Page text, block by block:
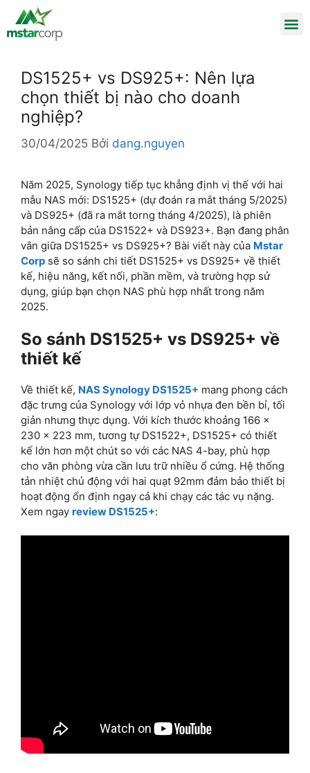
DS1525+ vs DS925+: Nên lựa
chọn thiết bị nào cho doanh
nghiệp?
30/04/2025 Bởi dang.nguyen
Năm 2025, Synology tiếp tục khẳng định vị thế với hai
mẫu NAS mới: DS1525+ (dự đoán ra mắt tháng 5/2025)
và DS925+ (đã ra mắt torng tháng 4/2025), là phiên
bản nâng cấp của DS1522+ và DS923+. Bạn đang phân
vân giữa DS1525+ vs DS925+? Bài viết này của Mstar
Corp sẽ so sánh chi tiết DS1525+ vs DS925+ về thiết
kế, hiệu năng, kết nối, phần mềm, và trường hợp sử
dụng, giúp bạn chọn NAS phù hợp nhất trong năm
2025.
So sánh DS1525+ vs DS925+ về
thiết kế
Về thiết kế, NAS Synology DS1525+ mang phong cách
đặc trưng của Synology với lớp vỏ nhựa đen bền bỉ, tối
giản nhưng thực dụng. Với kích thước khoảng 166 x
230 x 223 mm, tương tự DS1522+, DS1525+ có thiết
kế lớn hơn một chút so với các NAS 4-bay, phù hợp
cho văn phòng vừa cần lưu trữ nhiều ổ cứng. Hệ thống
tản nhiệt chủ động với hai quạt 92mm đảm bảo thiết bị
hoạt động ổn định ngay cả khi chạy các tác vụ nặng.
Xem ngay review DS1525+: